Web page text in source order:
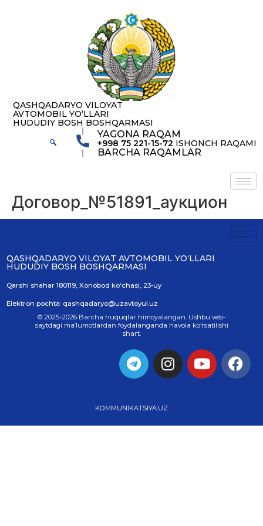
QASHQADARYO VILOYAT
AVTOMOBIL YOʻLLARI
HUDUDIY BOSH BOSHQARMASI
YAGONA RAQAM
+998 75 221-15-72 ISHONCH RAQAMI
BARCHA RAQAMLAR
Договор_№51891_аукцион
QASHQADARYO VILOYAT AVTOMOBIL YOʻLLARI
HUDUDIY BOSH BOSHQARMASI
Qarshi shahar 180119, Xonobod koʻchasi, 23-uy
Elektron pochta: qashqadaryo@uzavtoyul.uz
© 2025-2026 Barcha huquqlar himoyalangan. Ushbu veb-
saytdagi ma’lumotlardan foydalanganda havola ko‘rsatilishi
shart.
KOMMUNIKATSIYA.UZ